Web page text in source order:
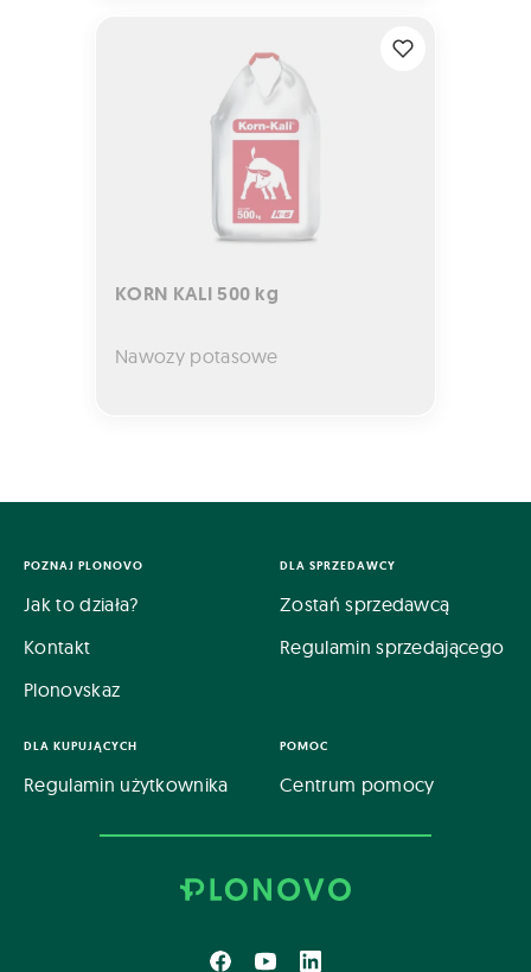
KORN KALI 500 kg
Nawozy potasowe
POZNAJ PLONOVO
Jak to działa?
Kontakt
Plonovskaz
DLA SPRZEDAWCY
Zostań sprzedawcą
Regulamin sprzedającego
DLA KUPUJĄCYCH
Regulamin użytkownika
POMOC
Centrum pomocy